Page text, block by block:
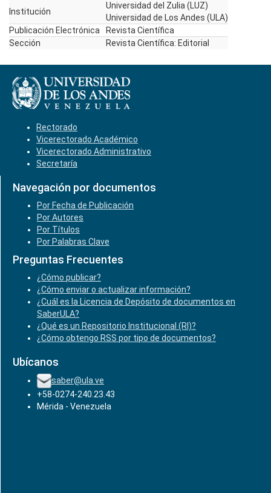
Institución
Universidad del Zulia (LUZ)
Universidad de Los Andes (ULA)
Publicación Electrónica
Revista Científica
Sección
Revista Científica: Editorial
Rectorado
Vicerectorado Académico
Vicerectorado Administrativo
Secretaría
Navegación por documentos
Por Fecha de Publicación
Por Autores
Por Títulos
Por Palabras Clave
Preguntas Frecuentes
¿Cómo publicar?
¿Cómo enviar o actualizar información?
¿Cuál es la Licencia de Depósito de documentos en
SaberULA?
¿Qué es un Repositorio Institucional (RI)?
¿Cómo obtengo RSS por tipo de documentos?
Ubícanos
saber@ula.ve
+58-0274-240.23.43
Mérida - Venezuela